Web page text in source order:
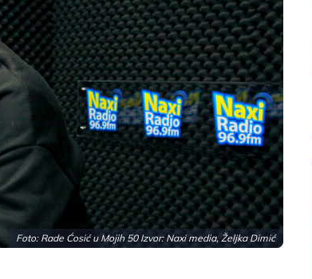
Foto: Rade Ćosić u Mojih 50 Izvor: Naxi media, Željka Dimić